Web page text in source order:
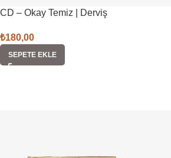
CD – Okay Temiz | Derviş
₺180,00
SEPETE EKLE